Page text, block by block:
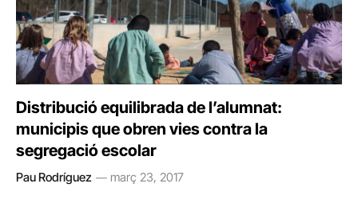
Distribució equilibrada de l’alumnat:
municipis que obren vies contra la
segregació escolar
Pau Rodríguez març 23, 2017